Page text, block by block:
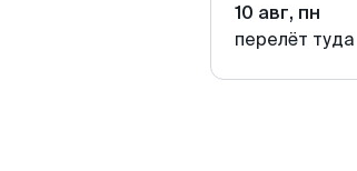
10 авг, пн
перелёт туда